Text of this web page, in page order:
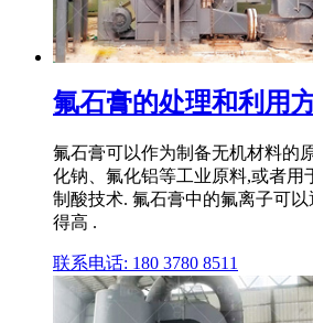
氟石膏的处理和利用
氟石膏可以作为制备无机材料的
化钠、氟化铝等工业原料,或者用
制酸技术. 氟石膏中的氟离子可
得高 .
联系电话: 180 3780 8511